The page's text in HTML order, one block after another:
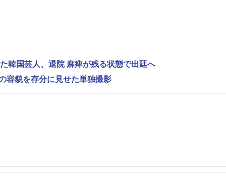
韓国芸人、退院 麻痺が残る状態で出廷へ
容貌を存分に見せた単独撮影